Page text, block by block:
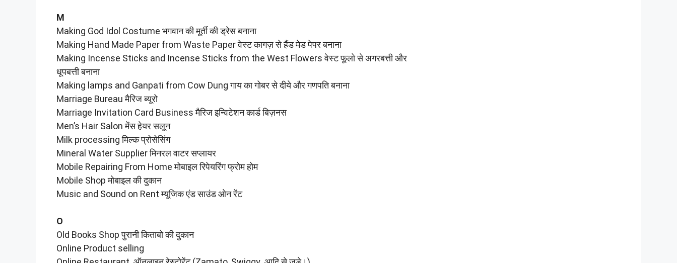
M
Making God Idol Costume भगवान की मूर्ती की ड्रेस बनाना
Making Hand Made Paper from Waste Paper वेस्ट कागज़ से हैंड मेड पेपर बनाना
Making Incense Sticks and Incense Sticks from the West Flowers वेस्ट फूलो से अगरबत्ती और
धूपबत्ती बनाना
Making lamps and Ganpati from Cow Dung गाय का गोबर से दीये और गणपति बनाना
Marriage Bureau मैरिज ब्यूरो
Marriage Invitation Card Business मैरिज इन्विटेशन कार्ड बिज़नस
Men’s Hair Salon मेंस हेयर सलून
Milk processing मिल्क प्रोसेसिंग
Mineral Water Supplier मिनरल वाटर सप्लायर
Mobile Repairing From Home मोबाइल रिपेयरिंग फ्रोम होम
Mobile Shop मोबाइल की दुकान
Music and Sound on Rent म्यूजिक एंड साउंड ओन रेंट
O
Old Books Shop पुरानी किताबो की दुकान
Online Product selling